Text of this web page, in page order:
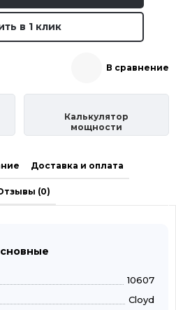
в 1 клик
В сравнение
Калькулятор
мощности
Доставка и оплата
(0)
10607
Cloyd